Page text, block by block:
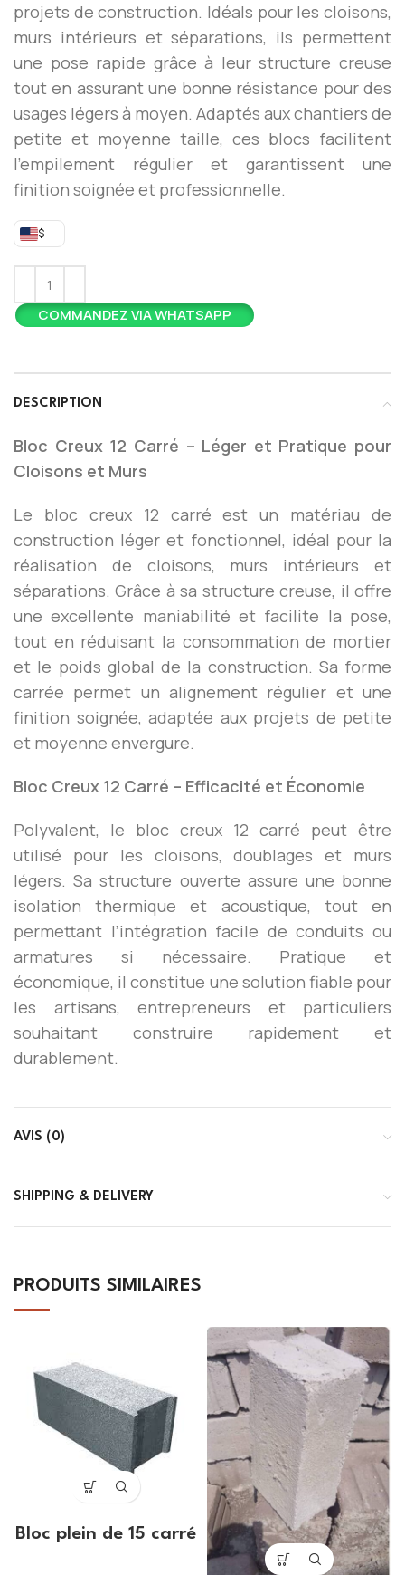
projets de construction. Idéals pour les cloisons,
murs intérieurs et séparations, ils permettent
une pose rapide grâce à leur structure creuse
tout en assurant une bonne résistance pour des
usages légers à moyen. Adaptés aux chantiers de
petite et moyenne taille, ces blocs facilitent
l’empilement régulier et garantissent une
finition soignée et professionnelle.
$
COMMANDEZ VIA WHATSAPP
DESCRIPTION
Bloc Creux 12 Carré – Léger et Pratique pour
Cloisons et Murs
Le bloc creux 12 carré est un matériau de
construction léger et fonctionnel, idéal pour la
réalisation de cloisons, murs intérieurs et
séparations. Grâce à sa structure creuse, il offre
une excellente maniabilité et facilite la pose,
tout en réduisant la consommation de mortier
et le poids global de la construction. Sa forme
carrée permet un alignement régulier et une
finition soignée, adaptée aux projets de petite
et moyenne envergure.
Bloc Creux 12 Carré – Efficacité et Économie
Polyvalent, le bloc creux 12 carré peut être
utilisé pour les cloisons, doublages et murs
légers. Sa structure ouverte assure une bonne
isolation thermique et acoustique, tout en
permettant l’intégration facile de conduits ou
armatures si nécessaire. Pratique et
économique, il constitue une solution fiable pour
les artisans, entrepreneurs et particuliers
souhaitant construire rapidement et
durablement.
AVIS (0)
SHIPPING & DELIVERY
PRODUITS SIMILAIRES
Bloc plein de 15 carré